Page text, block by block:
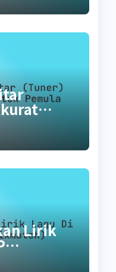
Lirik